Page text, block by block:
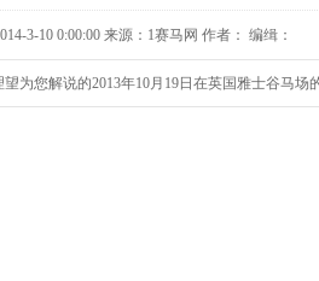
3-10 0:00:00 来源：1赛马网 作者： 编缉：
为您解说的2013年10月19日在英国雅士谷马场